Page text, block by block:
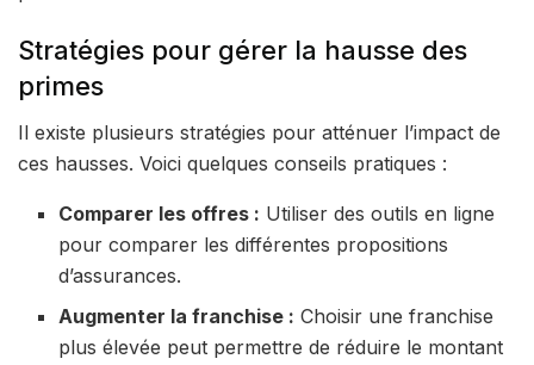
Stratégies pour gérer la hausse des
primes
Il existe plusieurs stratégies pour atténuer l’impact de
ces hausses. Voici quelques conseils pratiques :
Comparer les offres : Utiliser des outils en ligne
pour comparer les différentes propositions
d’assurances.
Augmenter la franchise : Choisir une franchise
plus élevée peut permettre de réduire le montant